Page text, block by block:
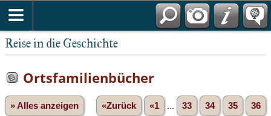
Reise in die Geschichte
Ortsfamilienbücher
» Alles anzeigen «Zurück «1 33 34 35 36